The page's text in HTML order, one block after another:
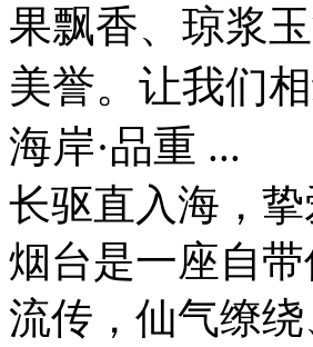
果飘香、琼浆
美誉。让我们
海岸·品重 ...
长驱直入海，
烟台是一座自
流传，仙气缭